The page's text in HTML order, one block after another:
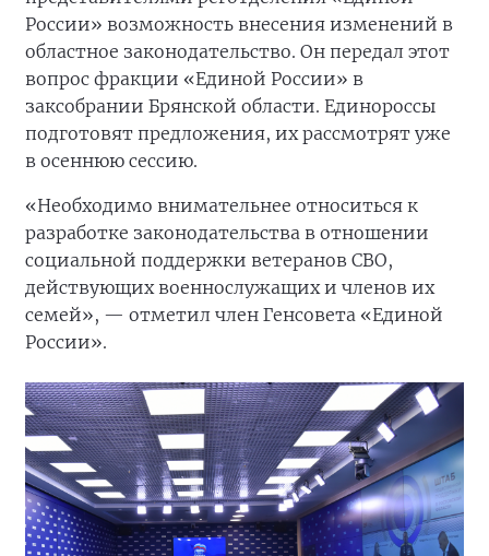
России» возможность внесения изменений в
областное законодательство. Он передал этот
вопрос фракции «Единой России» в
заксобрании Брянской области. Единороссы
подготовят предложения, их рассмотрят уже
в осеннюю сессию.
«Необходимо внимательнее относиться к
разработке законодательства в отношении
социальной поддержки ветеранов СВО,
действующих военнослужащих и членов их
семей», — отметил член Генсовета «Единой
России».